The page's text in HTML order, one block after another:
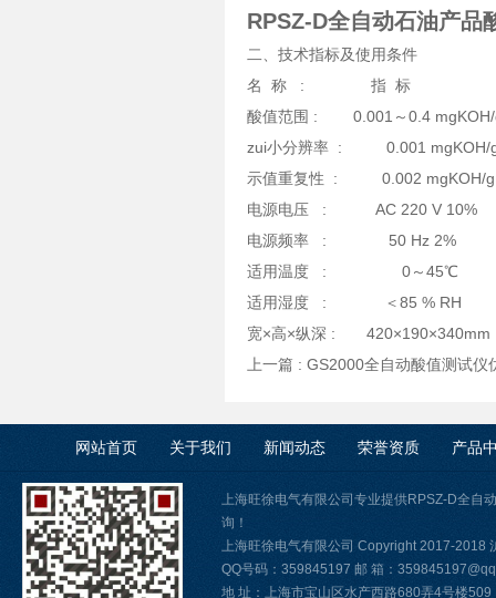
RPSZ-D全自动石油产品
二、技术指标及使用条件
名 称 : 指 标
酸值范围 : 0.001～0.4
zui小分辨率 : 0.001 mgKOH/
示值重复性 : 0.002 mgKOH/g
电源电压 : AC 220 V 10%
电源频率 : 50 Hz 2%
适用温度 : 0～45℃
适用湿度 : ＜85 % RH
宽×高×纵深 : 420×190×340mm
上一篇 : GS2000全自动酸值测试仪
网站首页 关于我们 新闻动态 荣誉资质 产品
上海旺徐电气有限公司专业提供RPSZ-D全自
询！
上海旺徐电气有限公司 Copyright 2017-2018
QQ号码：359845197 邮 箱：
地 址：上海市宝山区水产西路680弄4号楼509